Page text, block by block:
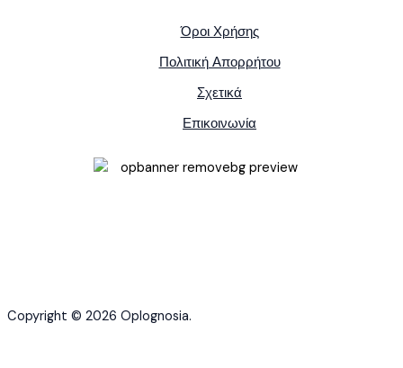
Όροι Χρήσης
Πολιτική Απορρήτου
Σχετικά
Επικοινωνία
Copyright © 2026 Oplognosia.